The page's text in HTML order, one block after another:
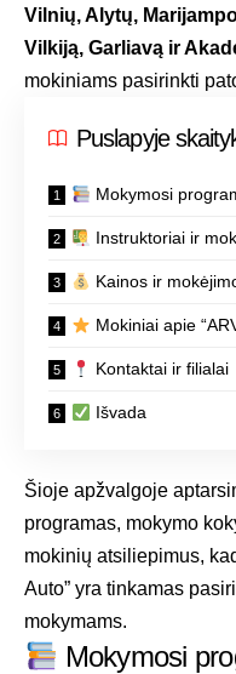
Vilnių, Alytų,
Vilkiją, Garliavą ir
mokiniams pasirinkti
Puslapyje
Mokymosi
Instruktoriai ir
Kainos ir
Mokiniai apie
Kontaktai ir filialai
Išvada
Šioje apžvalgoje
programas, mokymo
mokinių atsiliepimus,
Auto” yra tinkamas
mokymams.
Mokymosi